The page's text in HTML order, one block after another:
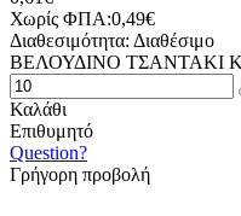
Χωρίς ΦΠΑ:0,49€
Διαθεσιμότητα: Διαθέσιμο
ΒΕΛΟΥΔΙΝΟ ΤΣΑΝΤΑΚΙ
Καλάθι
Επιθυμητό
Question?
Γρήγορη προβολή